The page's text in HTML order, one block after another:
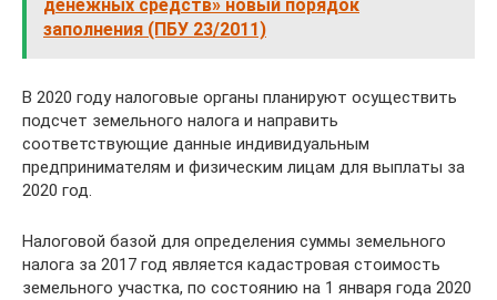
денежных средств» новый порядок
заполнения (ПБУ 23/2011)
В 2020 году налоговые органы планируют осуществить
подсчет земельного налога и направить
соответствующие данные индивидуальным
предпринимателям и физическим лицам для выплаты за
2020 год.
Налоговой базой для определения суммы земельного
налога за 2017 год является кадастровая стоимость
земельного участка, по состоянию на 1 января года 2020